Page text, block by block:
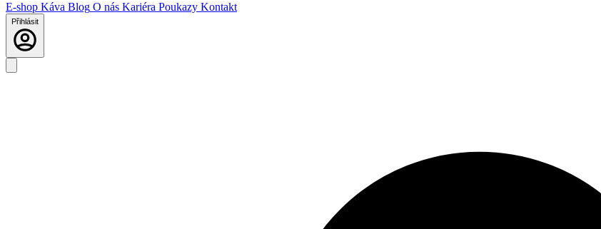
E-shop Káva Blog O nás Kariéra Poukazy Kontakt
Přihlásit